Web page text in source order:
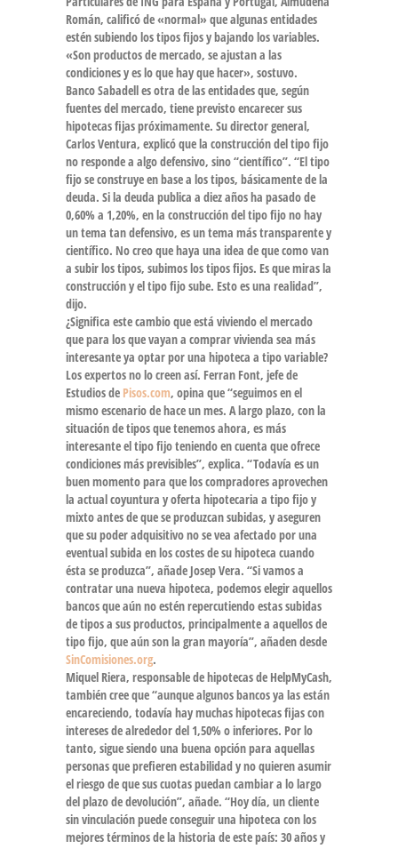
Román, calificó de«normal» que algunas entidades
estén subiendo los tipos fijos y bajando los variables.
«Son productos de mercado, se ajustan a las
condiciones y es lo que hay que hacer», sostuvo.
Banco Sabadell es otra de las entidades que, según
fuentes del mercado, tiene previsto encarecer sus
hipotecas fijas próximamente. Su director general,
Carlos Ventura, explicó quela construcción del tipo fijo
no responde a algo defensivo, sino “científico”. “El tipo
fijo se construye en base a los tipos, básicamente de la
deuda. Si la deuda publica a diez años ha pasado de
0,60% a 1,20%, en la construcción del tipo fijo no hay
un tema tan defensivo, es un tema más transparente y
científico. No creo que haya una idea de que como van
a subir los tipos, subimos los tipos fijos. Es que miras la
construcción y el tipo fijo sube. Esto es una realidad”,
dijo.
¿Significa este cambio que está viviendo el mercado
que para los que vayan a comprar vivienda sea más
interesante ya optar por una hipoteca a tipo variable?
Los expertos no lo creen así. Ferran Font, jefe de
Estudios de Pisos.com, opina que “seguimos en el
mismo escenario de hace un mes. A largo plazo, con la
situación de tipos que tenemos ahora, es más
interesante el tipo fijoteniendo en cuenta que ofrece
condiciones más previsibles”, explica. “Todavía es un
buen momento para que los compradores aprovechen
la actual coyuntura y oferta hipotecaria a tipo fijo y
mixtoantes de que se produzcan subidas, y aseguren
que su poder adquisitivo no se vea afectado por una
eventual subida en los costes de su hipoteca cuando
ésta se produzca”, añade Josep Vera. “Si vamos a
contratar una nueva hipoteca, podemos elegir aquellos
bancos que aún no estén repercutiendo estas subidas
de tipos a sus productos, principalmente a aquellos de
tipo fijo, que aún son la gran mayoría”, añaden desde
SinComisiones.org.
Miquel Riera, responsable de hipotecas de HelpMyCash,
también cree que “aunque algunos bancos ya las están
encareciendo, todavía hay muchas hipotecas fijas con
intereses de alrededor del 1,50% o inferiores. Por lo
tanto, sigue siendo una buena opción para aquellas
personas que prefieren estabilidad y no quieren asumir
el riesgo de que sus cuotas puedan cambiar a lo largo
del plazo de devolución”, añade. “Hoy día, un cliente
sin vinculación puede conseguir una hipoteca con los
mejores términos de la historia de este país: 30 años y